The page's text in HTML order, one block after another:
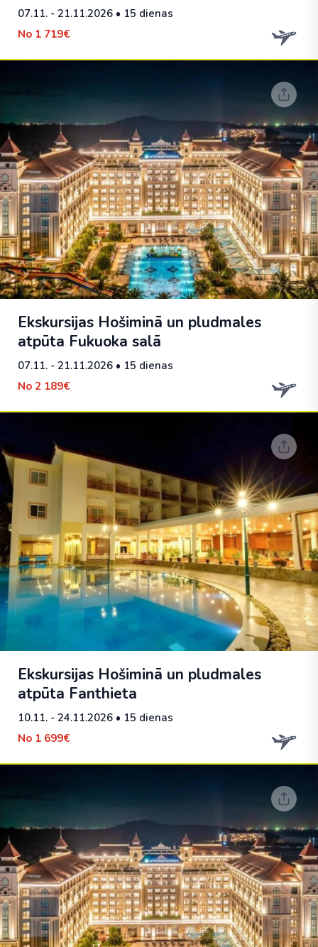
07.11. - 21.11.2026 • 15 dienas
No 1 719€
Ekskursijas Hošiminā un pludmales
atpūta Fukuoka salā
07.11. - 21.11.2026 • 15 dienas
No 2 189€
Ekskursijas Hošiminā un pludmales
atpūta Fanthieta
10.11. - 24.11.2026 • 15 dienas
No 1 699€